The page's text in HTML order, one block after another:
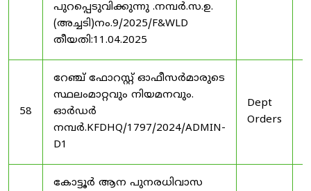
പുറപ്പെടുവിക്കുന്നു .നമ്പർ.സ.ഉ.
(അച്ചടി)നം.9/2025/F&WLD
തീയതി:11.04.2025
58
റേഞ്ച് ഫോറസ്റ്റ് ഓഫീസർമാരുടെ
സ്ഥലംമാറ്റവും നിയമനവും.
ഓർഡർ
നമ്പർ.KFDHQ/1797/2024/ADMIN-
D1
Dept
Orders
കോട്ടൂർ ആന പുനരധിവാസ